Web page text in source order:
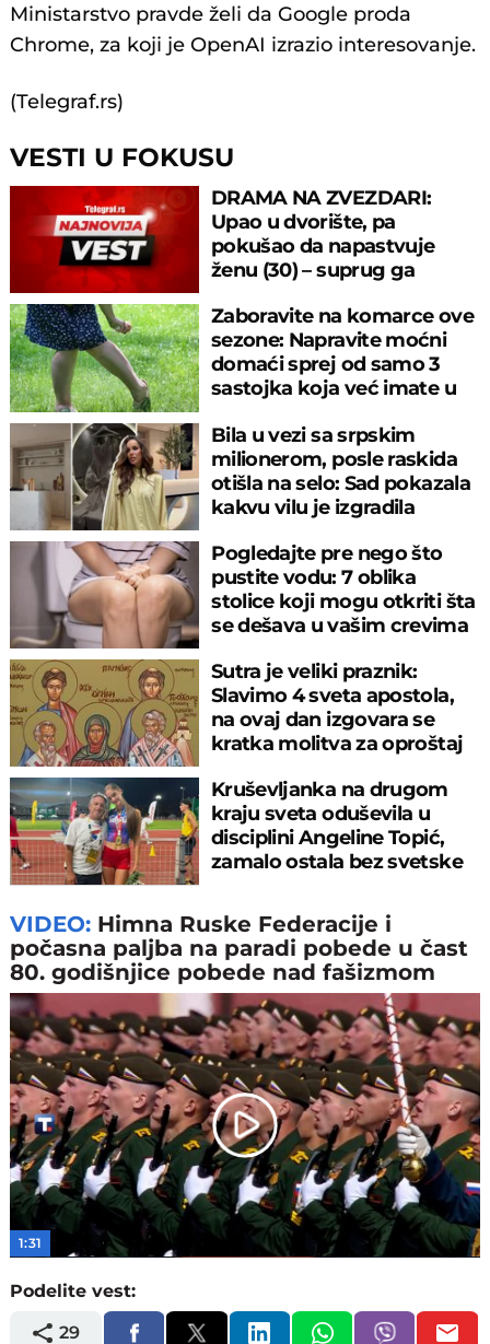
Ministarstvo pravde želi da Google proda
Chrome, za koji je OpenAI izrazio interesovanje.
(Telegraf.rs)
VESTI U FOKUSU
DRAMA NA ZVEZDARI:
Upao u dvorište, pa
pokušao da napastvuje
ženu (30) – suprug ga
Zaboravite na komarce ove
sezone: Napravite moćni
domaći sprej od samo 3
sastojka koja već imate u
Bila u vezi sa srpskim
milionerom, posle raskida
otišla na selo: Sad pokazala
kakvu vilu je izgradila
Pogledajte pre nego što
pustite vodu: 7 oblika
stolice koji mogu otkriti šta
se dešava u vašim crevima
Sutra je veliki praznik:
Slavimo 4 sveta apostola,
na ovaj dan izgovara se
kratka molitva za oproštaj
Kruševljanka na drugom
kraju sveta oduševila u
disciplini Angeline Topić,
zamalo ostala bez svetske
VIDEO: Himna Ruske Federacije i
počasna paljba na paradi pobede u čast
80. godišnjice pobede nad fašizmom
Play
Video
1:31
Podelite vest:
29